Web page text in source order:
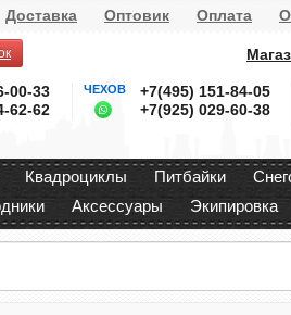
Доставка Оптовик Оплата
00-33
62-62
ЧЕХОВ
+7(495) 151-84-05
+7(925) 029-60-38
Квадроциклы Питбайки
Аксессуары Экипировка